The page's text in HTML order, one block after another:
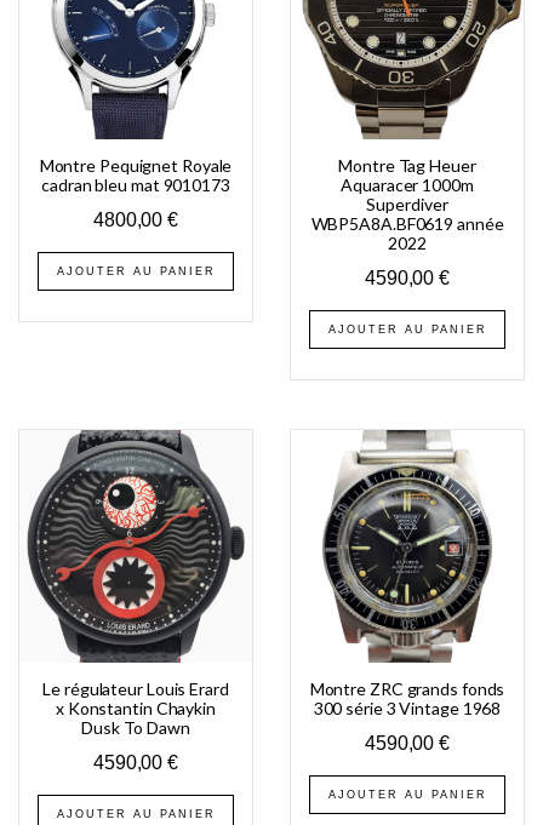
Montre Pequignet Royale
cadran bleu mat 9010173
4800,00€
AJOUTER AU PANIER
Montre Tag Heuer
Aquaracer 1000m
Superdiver
WBP5A8A.BF0619 année
2022
4590,00€
AJOUTER AU PANIER
Le régulateur Louis Erard
x Konstantin Chaykin
Dusk To Dawn
4590,00€
AJOUTER AU PANIER
Montre ZRC grands fonds
300 série 3 Vintage 1968
4590,00€
AJOUTER AU PANIER